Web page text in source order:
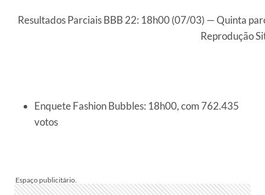
Resultados Parciais BBB 22: 18h00 (07/03) — Quinta
Reprodução
Enquete Fashion Bubbles: 18h00, com 762.435
votos